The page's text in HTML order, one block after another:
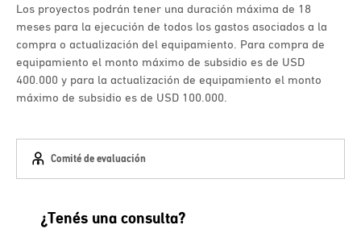
Los proyectos podrán tener una duración máxima de 18
meses para la ejecución de todos los gastos asociados a la
compra o actualización del equipamiento. Para compra de
equipamiento el monto máximo de subsidio es de USD
400.000 y para la actualización de equipamiento el monto
máximo de subsidio es de USD 100.000.
Comité de evaluación